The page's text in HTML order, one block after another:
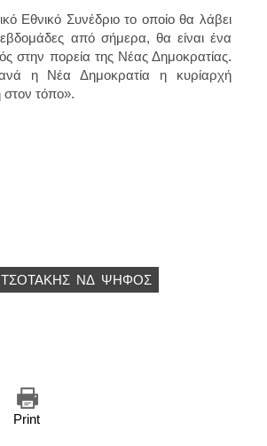
Εθνικό Συνέδριο το οποίο θα λάβει
από σήμερα, θα είναι ένα
στην πορεία της Νέας Δημοκρατίας.
η Νέα Δημοκρατία η κυρίαρχή
στον τόπο».
ΝΔ ΨΉΦΟΣ
Print